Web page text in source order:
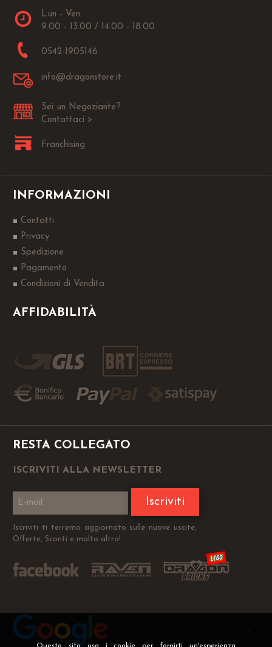
Lun - Ven:
9.00 - 13.00 / 14.00 - 18.00
0542-1905146
info@dragonstore.it
Sei un Negoziante?
Contattaci >
Franchising
INFORMAZIONI
Contatti
Privacy
Spedizione
Pagamento
Condizioni di Vendita
AFFIDABILITÀ
RESTA COLLEGATO
ISCRIVITI ALLA NEWSLETTER
Iscriviti
Iscriviti ti terremo aggiornato sulle nuove uscite,
Offerte, Sconti e molto altro!